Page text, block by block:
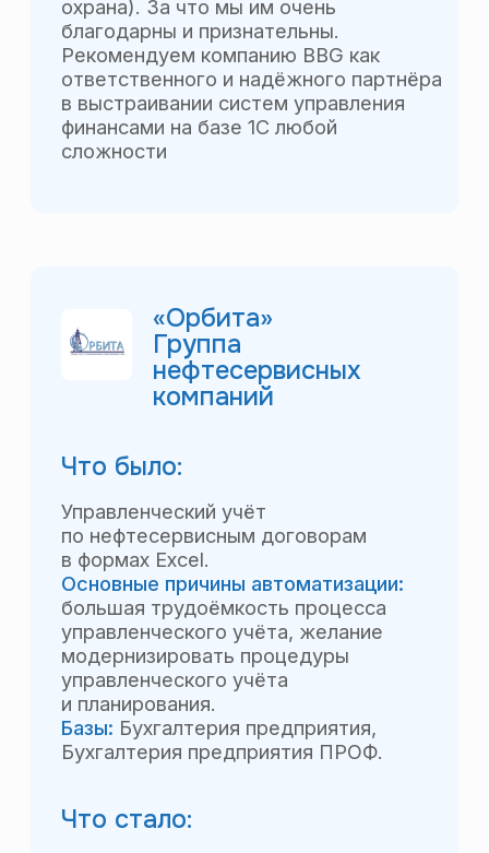
Смотреть благодарственное письмо
Отзыв генерального
Особенности проекта:
предприятия финансово-
экономического отдела не было.
Разработана и внедрена система
казначейство, управленческий учёт и
отчётность. Организована и
экономической службы.
«Выражаем благодарность компании
BBG и лично Смолякову Александру
Вся финансовая информация по группе
компаний (планы, факты в разрезе
управленческой аналитики)
консолидируется в единую базу 1С,
были объединены в единое
информационное пространство 4 базы
1С (3 ERP и 1 УТ)